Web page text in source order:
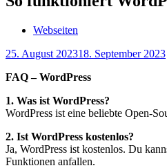
Webseiten
25. August 202318. September 2023
FAQ – WordPress
1. Was ist WordPress?
WordPress ist eine beliebte Open-
2. Ist WordPress kostenlos?
Ja, WordPress ist kostenlos. Du
Funktionen anfallen.